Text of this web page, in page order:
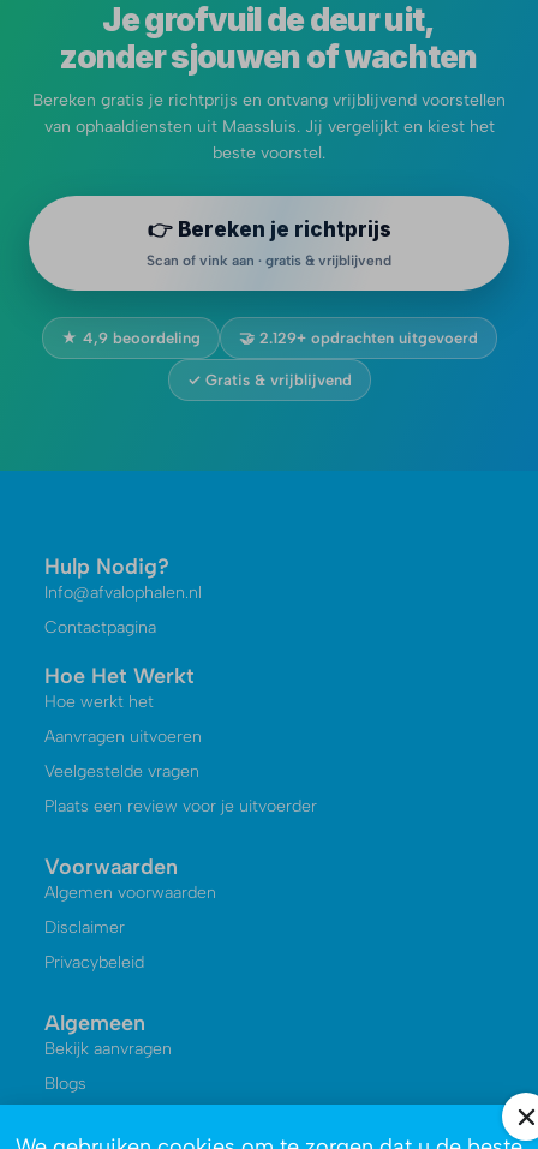
Je grofvuil de deur uit,
zonder sjouwen of wachten
Bereken gratis je richtprijs en ontvang vrijblijvend voorstellen
van ophaaldiensten uit Maassluis. Jij vergelijkt en kiest het
beste voorstel.
👉 Bereken je richtprijs
Scan of vink aan · gratis & vrijblijvend
★ 4,9 beoordeling 🤝 2.129+ opdrachten uitgevoerd
✓ Gratis & vrijblijvend
Hulp Nodig?
Info@afvalophalen.nl
Contactpagina
Hoe Het Werkt
Hoe werkt het
Aanvragen uitvoeren
Veelgestelde vragen
Plaats een review voor je uitvoerder
Voorwaarden
Algemen voorwaarden
Disclaimer
Privacybeleid
Algemeen
Bekijk aanvragen
Blogs